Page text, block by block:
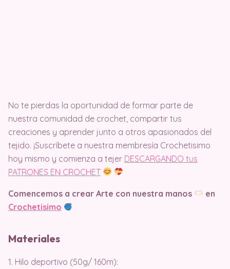
No te pierdas la oportunidad de formar parte de
nuestra comunidad de crochet, compartir tus
creaciones y aprender junto a otros apasionados del
tejido. ¡Suscríbete a nuestra membresía Crochetisimo
hoy mismo y comienza a tejer DESCARGANDO tus
PATRONES EN CROCHET
Comencemos a crear Arte con nuestra manos
en
Crochetisimo
Materiales
1. Hilo deportivo (50g/ 160m):